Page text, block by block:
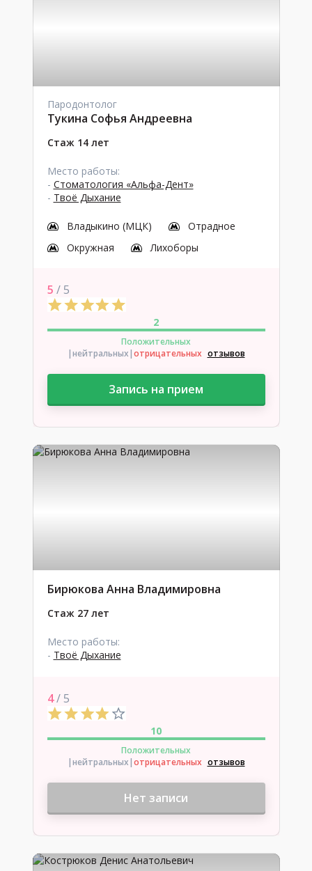
Пародонтолог
Тукина Софья Андреевна
Стаж 14 лет
Место работы:
- Стоматология «Альфа-Дент»
- Твоё Дыхание
Владыкино (МЦК)
Отрадное
Окружная
Лихоборы
5 / 5
2
Положительных
|нейтральных|отрицательных отзывов
Запись на прием
Бирюкова Анна Владимировна
Стаж 27 лет
Место работы:
- Твоё Дыхание
4/ 5
10
Положительных
|нейтральных|отрицательных отзывов
Нет записи